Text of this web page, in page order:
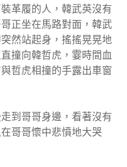
革履的人，韓武英沒有
正坐在馬路對面，韓武
然站起身，搖搖晃晃地
撞向韓哲虎，霎時間血
哲虎相撞的手露出車窗
到哥哥身邊，看著沒有
哥哥懷中悲憤地大哭